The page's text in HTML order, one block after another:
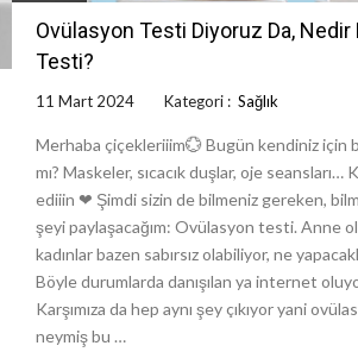
Ovülasyon Testi Diyoruz Da, Nedir
Testi?
11 Mart 2024 Kategori : Sağlık
Merhaba çiçekleriiim💮 Bugün kendiniz için
mı? Maskeler, sıcacık duşlar, oje seansları…
ediiin ❤ Şimdi sizin de bilmeniz gereken,
şeyi paylaşacağım: Ovülasyon testi. Anne
kadınlar bazen sabırsız olabiliyor, ne
Böyle durumlarda danışılan ya internet
Karşımıza da hep aynı şey çıkıyor yani
neymiş bu …